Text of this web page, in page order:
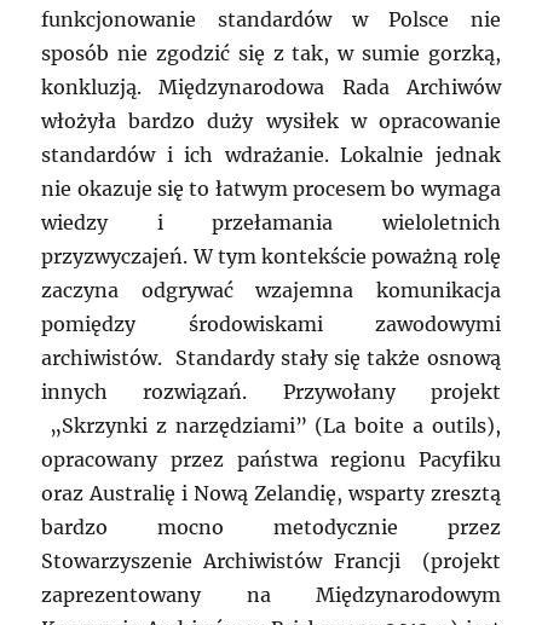
funkcjonowanie standardów w Polsce nie
sposób nie zgodzić się z tak, w sumie gorzką,
konkluzją. Międzynarodowa Rada Archiwów
włożyła bardzo duży wysiłek w opracowanie
standardów i ich wdrażanie. Lokalnie jednak
nie okazuje się to łatwym procesem bo wymaga
wiedzy i przełamania wieloletnich
przyzwyczajeń. W tym kontekście poważną rolę
zaczyna odgrywać wzajemna komunikacja
pomiędzy środowiskami zawodowymi
archiwistów. Standardy stały się także osnową
innych rozwiązań. Przywołany projekt
„Skrzynki z narzędziami” (La boite a outils),
opracowany przez państwa regionu Pacyfiku
oraz Australię i Nową Zelandię, wsparty zresztą
bardzo mocno metodycznie przez
Stowarzyszenie Archiwistów Francji (projekt
zaprezentowany na Międzynarodowym